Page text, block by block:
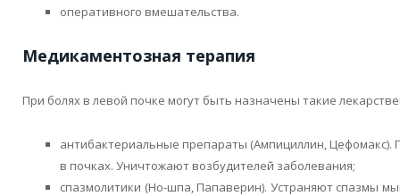
оперативного вмешательства.
Медикаментозная терапия
При болях в левой почке могут быть назначены такие
антибактериальные препараты (Ампициллин,
в почках. Уничтожают возбудителей заболевания;
спазмолитики (Но-шпа, Папаверин). Устраняют спазмы